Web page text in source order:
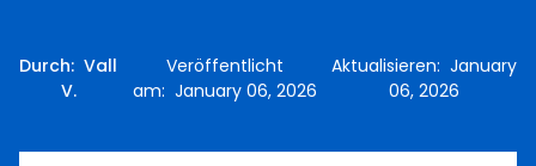
Durch: Vall
V.
Veröffentlicht
am: January 06, 2026
Aktualisieren: January
06, 2026